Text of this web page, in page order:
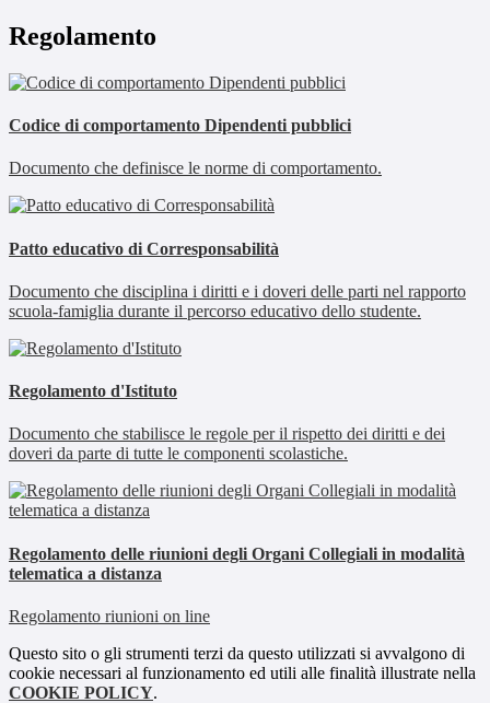
Regolamento
Codice di comportamento Dipendenti pubblici
Documento che definisce le norme di comportamento.
Patto educativo di Corresponsabilità
Documento che disciplina i diritti e i doveri delle parti nel rapporto
scuola-famiglia durante il percorso educativo dello studente.
Regolamento d'Istituto
Documento che stabilisce le regole per il rispetto dei diritti e dei
doveri da parte di tutte le componenti scolastiche.
Regolamento delle riunioni degli Organi Collegiali in modalità
telematica a distanza
Regolamento riunioni on line
Questo sito o gli strumenti terzi da questo utilizzati si avvalgono di
cookie necessari al funzionamento ed utili alle finalità illustrate nella
COOKIE POLICY.